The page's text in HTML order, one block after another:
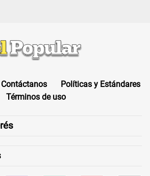
Contáctanos
Políticas y Estándares
Términos de uso